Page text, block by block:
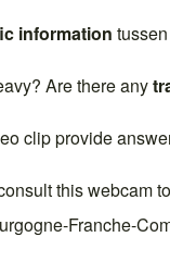
information
Are there any
clip provide
this webcam
Franche-